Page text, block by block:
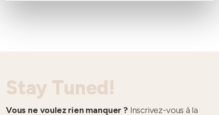
Stay Tuned!
Vous ne voulez rien manquer ? Inscrivez-vous à la